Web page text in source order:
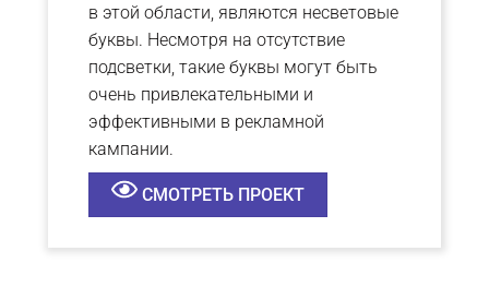
в этой области, являются несветовые
буквы. Несмотря на отсутствие
подсветки, такие буквы могут быть
очень привлекательными и
эффективными в рекламной
кампании.
СМОТРЕТЬ ПРОЕКТ